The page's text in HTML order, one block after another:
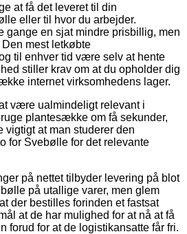
at få det leveret til din
eller til hvor du arbejder.
gange en sjat mindre prisbillig, men
mest letkøbte
til enhver tid være selv at hente
stiller krav om at du opholder dig
internet virksomhedens lager.
være ualmindeligt relevant i
plantesække om få sekunder,
vigtigt at man studerer den
for Svebølle for det relevante
på nettet tilbyder levering på blot
på utallige varer, men glem
der bestilles forinden et fastsat
at de har mulighed for at nå at få
forud for at de logistikansatte får fri.